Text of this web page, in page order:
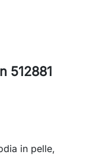
512881
in pelle,